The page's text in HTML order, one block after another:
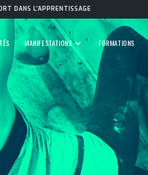
DANS L'APPRENTISSAGE
MANIFESTATIONS FORMATIONS